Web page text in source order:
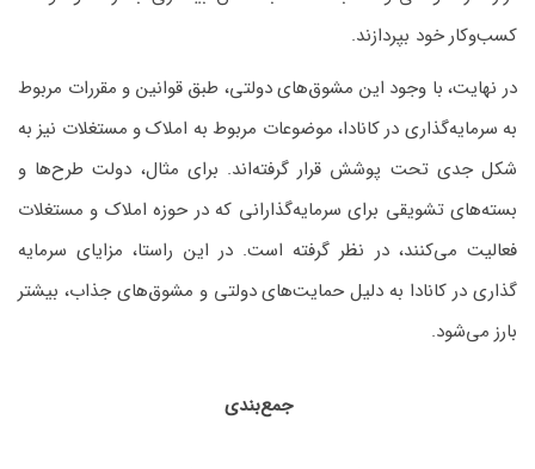
کسب‌وکار خود بپردازند.
در نهایت، با وجود این مشوق‌های دولتی، طبق قوانین و مقررات مربوط
به سرمایه‌گذاری در کانادا، موضوعات مربوط به املاک و مستغلات نیز به
شکل جدی تحت پوشش قرار گرفته‌اند. برای مثال، دولت طرح‌ها و
بسته‌های تشویقی برای سرمایه‌گذارانی که در حوزه املاک و مستغلات
فعالیت می‌کنند، در نظر گرفته است. در این راستا، مزایای سرمایه
گذاری در کانادا به دلیل حمایت‌های دولتی و مشوق‌های جذاب، بیشتر
بارز می‌شود.
جمع‌بندی